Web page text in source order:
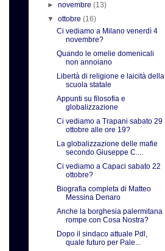
►novembre(13)
▼ottobre(16)
Ci vediamo a Milano venerdì 4
novembre?
Quando le omelie domenicali
non annoiano
Libertà di religione e laicità della
scuola statale
Appunti su filosofia e
globalizzazione
Ci vediamo a Trapani sabato 29
ottobre alle ore 19?
La globalizzazione delle mafie
secondo Giuseppe C....
Ci vediamo a Capaci sabato 22
ottobre?
Biografia completa di Matteo
Messina Denaro
Anche la borghesia palermitana
rompe con Cosa Nostra?
Dopo il sindaco attuale Pdl,
quale futuro per Pale...